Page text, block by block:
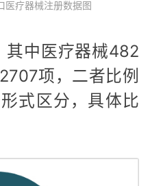
医疗器械注册数据图
其中医疗器械482
项，二者比例
式区分，具体比